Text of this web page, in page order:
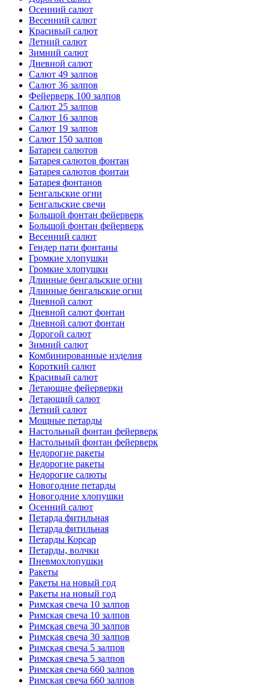
Осенний салют
Весенний салют
Красивый салют
Летний салют
Зимний салют
Дневной салют
Салют 49 залпов
Салют 36 залпов
Фейерверк 100 залпов
Салют 25 залпов
Салют 16 залпов
Салют 19 залпов
Салют 150 залпов
Батареи салютов
Батарея салютов фонтан
Батарея салютов фонтан
Батарея фонтанов
Бенгальские огни
Бенгальские свечи
Большой фонтан фейерверк
Большой фонтан фейерверк
Весенний салют
Гендер пати фонтаны
Громкие хлопушки
Громкие хлопушки
Длинные бенгальские огни
Длинные бенгальские огни
Дневной салют
Дневной салют фонтан
Дневной салют фонтан
Дорогой салют
Зимний салют
Комбинированные изделия
Короткий салют
Красивый салют
Летающие фейерверки
Летающий салют
Летний салют
Мощные петарды
Настольный фонтан фейерверк
Настольный фонтан фейерверк
Недорогие ракеты
Недорогие ракеты
Недорогие салюты
Новогодние петарды
Новогодние хлопушки
Осенний салют
Петарда фитильная
Петарда фитильная
Петарды Корсар
Петарды, волчки
Пневмохлопушки
Ракеты
Ракеты на новый год
Ракеты на новый год
Римская свеча 10 залпов
Римская свеча 10 залпов
Римская свеча 30 залпов
Римская свеча 30 залпов
Римская свеча 5 залпов
Римская свеча 5 залпов
Римская свеча 660 залпов
Римская свеча 660 залпов